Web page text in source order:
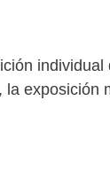
exposición